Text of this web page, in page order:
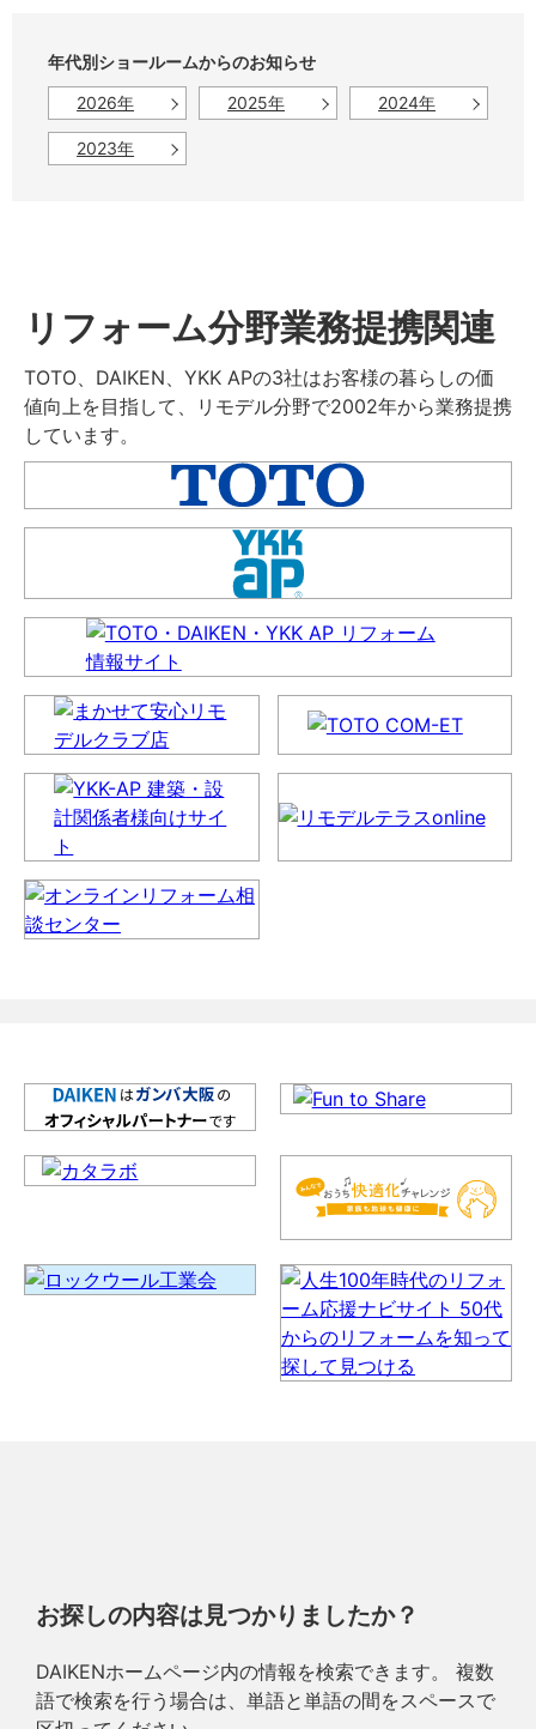
年代別ショールームからのお知らせ
2026年
2025年 2024年
2023年
リフォーム分野業務提携関連
TOTO、DAIKEN、YKK APの3社はお客様の暮らしの価
値向上を目指して、リモデル分野で2002年から業務提携
しています。
お探しの内容は見つかりましたか？
DAIKENホームページ内の情報を検索できます。 複数
語で検索を行う場合は、単語と単語の間をスペースで